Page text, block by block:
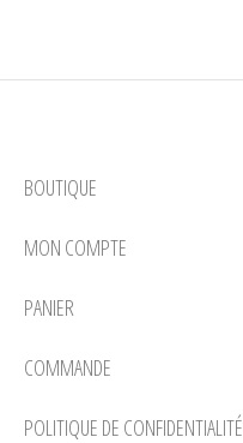
BOUTIQUE
MON COMPTE
PANIER
COMMANDE
POLITIQUE DE CONFIDENTIALITÉ